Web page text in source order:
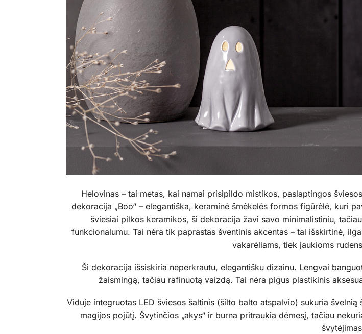
Helovinas – tai metas, kai namai prisipildo mistikos, paslaptingos
dekoracija „Boo“ – elegantiška, keraminė šmėkelės formos figūrėlė, kuri
šviesiai pilkos keramikos, ši dekoracija žavi savo minimalistiniu,
funkcionalumu. Tai nėra tik paprastas šventinis akcentas – tai išskirtinė,
vakarėliams, tiek jaukioms
Ši dekoracija išsiskiria neperkrautu, elegantišku dizainu. Lengvai
žaismingą, tačiau rafinuotą vaizdą. Tai nėra pigus plastikinis
Viduje integruotas LED šviesos šaltinis (šilto balto atspalvio) sukuria
magijos pojūtį. Švytinčios „akys“ ir burna pritraukia dėmesį, tačiau